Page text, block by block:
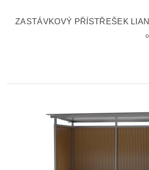
ZASTÁVKOVÝ PŘÍSTŘEŠEK